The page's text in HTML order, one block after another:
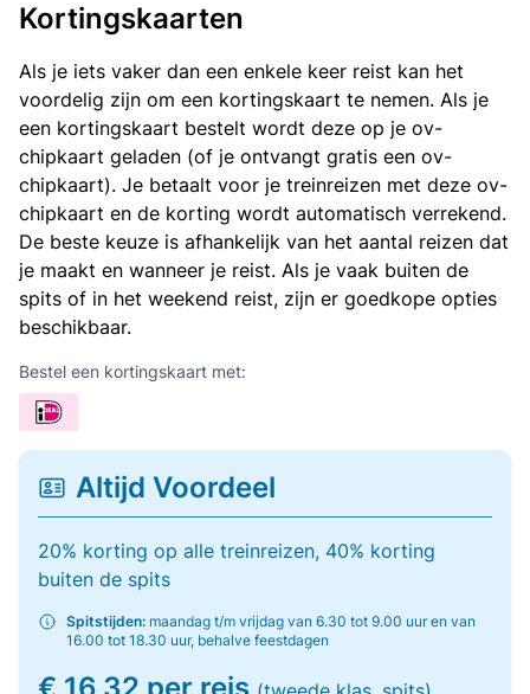
Kortingskaarten
Als je iets vaker dan een enkele keer reist kan het
voordelig zijn om een kortingskaart te nemen. Als je
een kortingskaart bestelt wordt deze op je ov-
chipkaart geladen (of je ontvangt gratis een ov-
chipkaart). Je betaalt voor je treinreizen met deze ov-
chipkaart en de korting wordt automatisch verrekend.
De beste keuze is afhankelijk van het aantal reizen dat
je maakt en wanneer je reist. Als je vaak buiten de
spits of in het weekend reist, zijn er goedkope opties
beschikbaar.
Bestel een kortingskaart met:
Altijd Voordeel
20% korting op alle treinreizen, 40% korting
buiten de spits
Spitstijden: maandag t/m vrijdag van 6.30 tot 9.00 uur en van
16.00 tot 18.30 uur, behalve feestdagen